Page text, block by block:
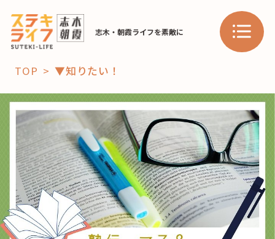
志木・朝霞ライフを素敵に
「コト」
子育て
暮らし
おすすめ
スポット 学び・教育
「場」
TOP ▼知りたい！